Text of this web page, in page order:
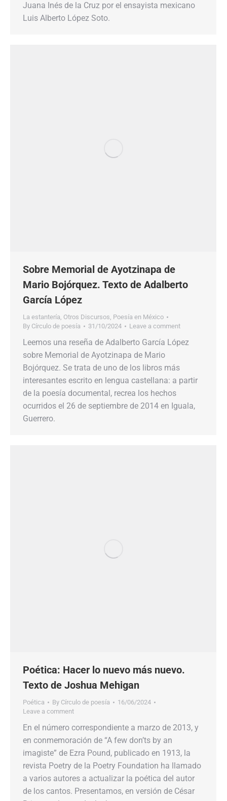
Juana Inés de la Cruz por el ensayista mexicano
Luis Alberto López Soto.
Sobre Memorial de Ayotzinapa de
Mario Bojórquez. Texto de Adalberto
García López
La estantería, Otros Discursos, Poesía en México
By Círculo de poesía 31/10/2024 Leave a comment
Leemos una reseña de Adalberto García López
sobre Memorial de Ayotzinapa de Mario
Bojórquez. Se trata de uno de los libros más
interesantes escrito en lengua castellana: a partir
de la poesía documental, recrea los hechos
ocurridos el 26 de septiembre de 2014 en Iguala,
Guerrero.
Poética: Hacer lo nuevo más nuevo.
Texto de Joshua Mehigan
Poética By Círculo de poesía
16/06/2024
Leave a comment
En el número correspondiente a marzo de 2013, y
en conmemoración de “A few don’ts by an
imagiste” de Ezra Pound, publicado en 1913, la
revista Poetry de la Poetry Foundation ha llamado
a varios autores a actualizar la poética del autor
de los cantos. Presentamos, en versión de César